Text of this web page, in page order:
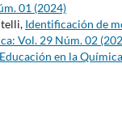
01 (2024)
Identificación de
Vol. 29 Núm. 02
Educación en la